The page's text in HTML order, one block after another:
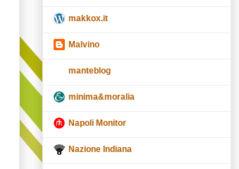
makkox.it
Malvino
manteblog
minima&moralia
Napoli Monitor
Nazione Indiana